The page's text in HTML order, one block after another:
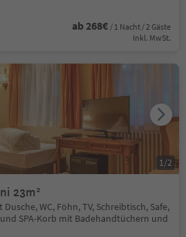
ab 268€ / 1 Nacht / 2 Gäste
Inkl. MwSt.
23m²
WC, Föhn, TV, Schreibtisch, Safe,
SPA-Korb mit Badehandtüchern und
1 /2